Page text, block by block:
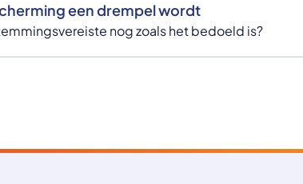
een drempel wordt
nog zoals het bedoeld is?